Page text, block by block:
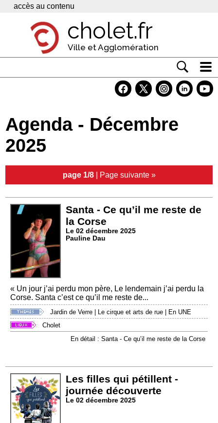
Panneau de gestion des cookies
accès au contenu
cholet.fr
Ville et Agglomération
Economie
Services
Contacts
Agenda - Décembre
2025
page 1/8| Page suivante »
Santa - Ce qu’il me reste de
la Corse
Le 02 décembre 2025
Pauline Dau
« Un jour j’ai perdu mon père, Le lendemain j’ai perdu la
Corse. Santa c’est ce qu’il me reste de...
Jardin de Verre | Le cirque et arts de rue | En UNE
Cholet
En détail : Santa - Ce qu’il me reste de la Corse
Les filles qui pétillent -
journée découverte
Le 02 décembre 2025